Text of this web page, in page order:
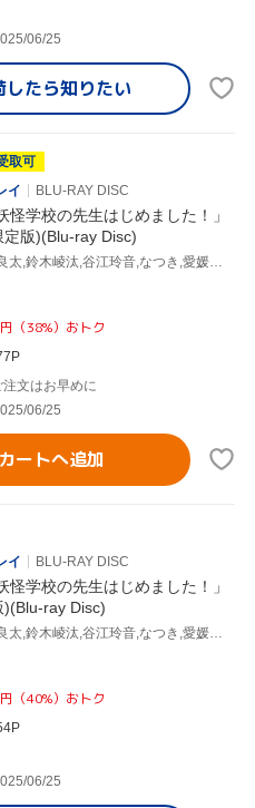
06/25
したら知りたい
取可
イ
BLU-RAY DISC
怪学校の先生はじめました！」
版)(Blu-ray Disc)
田中まい,逢坂良太,鈴木崚汰,谷江玲音,なつき,愛媛須田子,濱口漠,稲福高廣
（38%）おトク
注文はお早めに
06/25
カートへ追加
イ
BLU-RAY DISC
怪学校の先生はじめました！」
ray Disc)
田中まい,逢坂良太,鈴木崚汰,谷江玲音,なつき,愛媛須田子,濱口漠,稲福高廣
（40%）おトク
06/25